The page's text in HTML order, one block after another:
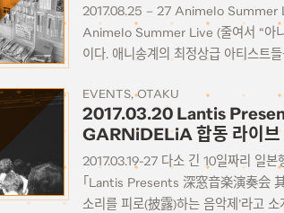
2017.08.25 – 27 Animelo Summer
Animelo Summer Live (줄여서 “아니
이다. 애니송계의 최정상급 아티스트
EVENTS OTAKU
2017.03.20 Lantis
GARNiDELiA 합동 라이브
2017.03.19-27 다소 긴 10일짜리 일
「Lantis Presents 深窓音楽演奏会
소리를 피로(披露)하는 음악제’라고